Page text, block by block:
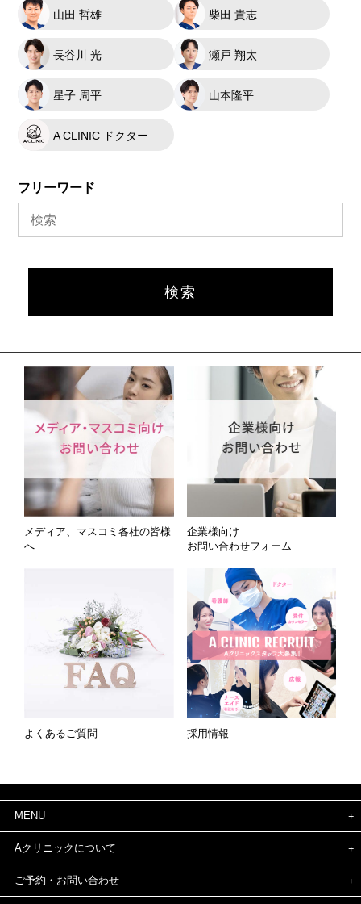
山田 哲雄 柴田 貴志
長谷川 光 瀬戸 翔太
星子 周平 山本隆平
A CLINIC ドクター
フリーワード
メディア、マスコミ各社の皆様
へ
企業様向け
お問い合わせフォーム
よくあるご質問 採用情報
MENU
Aクリニックについて
ご予約・お問い合わせ